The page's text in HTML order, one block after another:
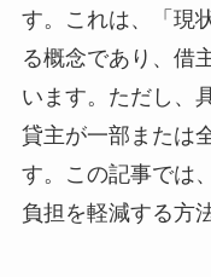
す。これは、「現
る概念であり、借
います。ただし、
貸主が一部または
す。この記事では
負担を軽減する方